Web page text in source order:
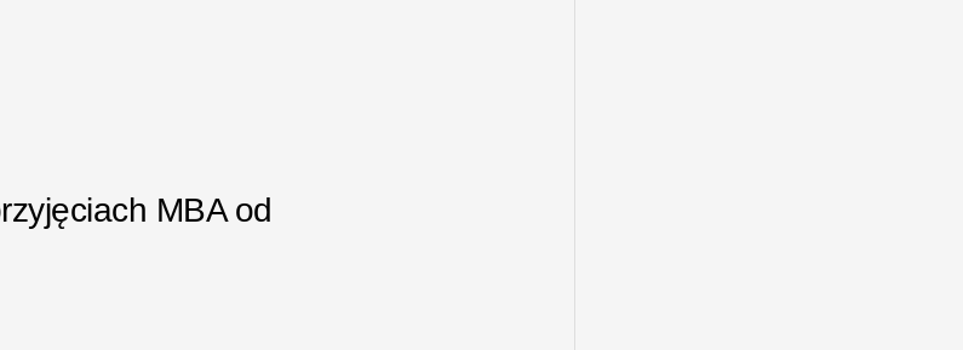
MBA od